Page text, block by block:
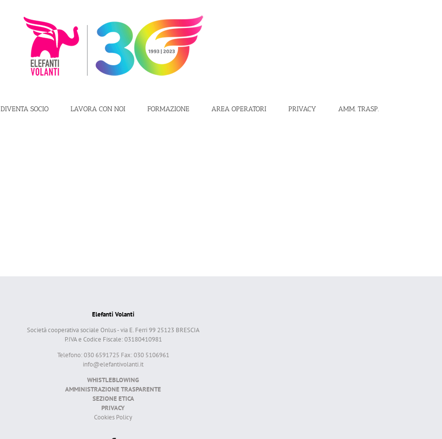
DIVENTA SOCIO LAVORA CON NOI FORMAZIONE AREA OPERATORI PRIVACY AMM. TRASP.
Elefanti Volanti
Società cooperativa sociale Onlus - via E. Ferri 99 25123 BRESCIA
P.IVA e Codice Fiscale: 03180410981
Telefono: 030 6591725 Fax: 030 5106961
info@elefantivolanti.it
WHISTLEBLOWING
AMMINISTRAZIONE TRASPARENTE
SEZIONE ETICA
PRIVACY
Cookies Policy